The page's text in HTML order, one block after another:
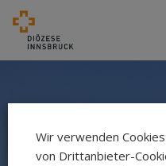
Wir verwenden
von Drittanbieter-